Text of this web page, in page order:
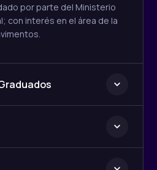
por parte del Ministerio
con interés en el área de la